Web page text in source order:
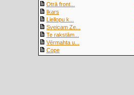
Otrā front...
Ikars
Liellopu k...
Sveicam Ze...
Te rakstām...
Vērmahta u...
Cope